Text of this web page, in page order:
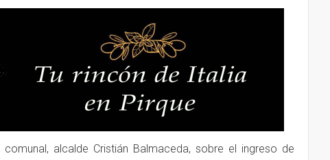
alcalde Cristián Balmaceda, sobre el ingreso de